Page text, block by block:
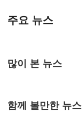
주요 뉴스
많이 본 뉴스
함께 볼만한 뉴스